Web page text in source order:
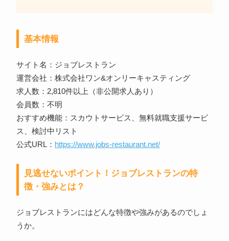
基本情報
サイト名：ジョブレストラン
運営会社：株式会社ワン&オンリーキャスティング
求人数：2,810件以上（非公開求人あり）
会員数：不明
おすすめ機能：スカウトサービス、無料就職支援サービ
ス、検討中リスト
公式URL： https://www.jobs-restaurant.net/
見逃せないポイント！ジョブレストランの特
徴・強みとは？
ジョブレストランにはどんな特徴や強みがあるのでしょ
うか。